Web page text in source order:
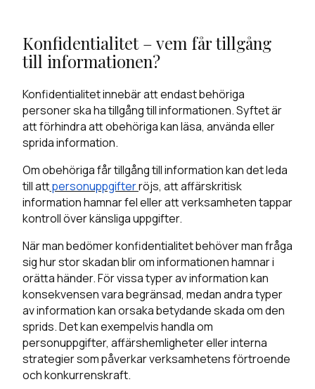
Konfidentialitet – vem får tillgång
till informationen?
Konfidentialitet innebär att endast behöriga
personer ska ha tillgång till informationen. Syftet är
att förhindra att obehöriga kan läsa, använda eller
sprida information.
Om obehöriga får tillgång till information kan det leda
till attpersonuppgifterröjs, att affärskritisk
information hamnar fel eller att verksamheten tappar
kontroll över känsliga uppgifter.
När man bedömer konfidentialitet behöver man fråga
sig hur stor skadan blir om informationen hamnar i
orätta händer. För vissa typer av information kan
konsekvensen vara begränsad, medan andra typer
av information kan orsaka betydande skada om den
sprids. Det kan exempelvis handla om
personuppgifter, affärshemligheter eller interna
strategier som påverkar verksamhetens förtroende
och konkurrenskraft.